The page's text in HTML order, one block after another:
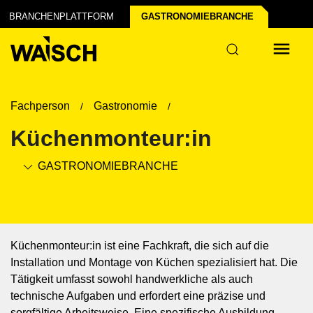
BRANCHENPLATTFORM GASTRONOMIE­BRANCHE
der Industrie
Fachperson Gastronomie
Küchenmonteur:in
GASTRONOMIE­BRANCHE
Küchenmonteur:in ist eine Fachkraft, die sich auf die
Installation und Montage von Küchen spezialisiert hat. Die
Tätigkeit umfasst sowohl handwerkliche als auch
technische Aufgaben und erfordert eine präzise und